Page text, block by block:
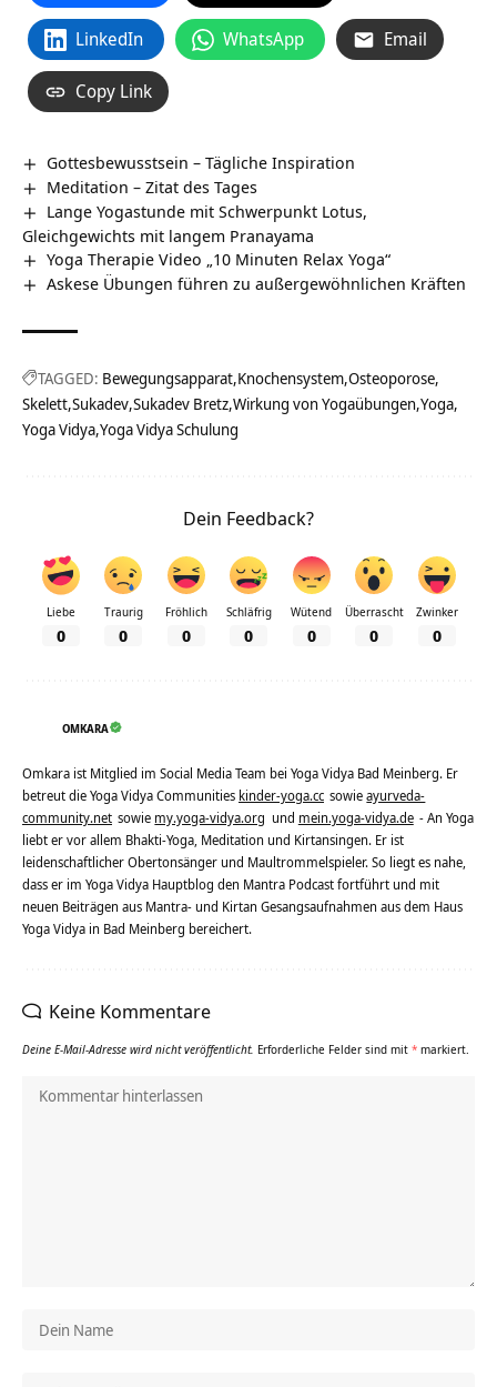
LinkedIn WhatsApp Email
Copy Link
Gottesbewusstsein – Tägliche Inspiration
Meditation – Zitat des Tages
Lange Yogastunde mit Schwerpunkt Lotus,
Gleichgewichts mit langem Pranayama
Yoga Therapie Video „10 Minuten Relax Yoga“
Askese Übungen führen zu außergewöhnlichen Kräften
TAGGED: Bewegungsapparat Knochensystem Osteoporose
Skelett Sukadev Sukadev Bretz Wirkung von Yogaübungen Yoga
Yoga Vidya Yoga Vidya Schulung
Dein Feedback?
Liebe
0
Traurig
0
Fröhlich
0
Schläfrig
0
Wütend
0
Überrascht
0
Zwinker
0
OMKARA
Omkara ist Mitglied im Social Media Team bei Yoga Vidya Bad Meinberg. Er
betreut die Yoga Vidya Communities kinder-yoga.cc sowieayurveda-
community.net sowie my.yoga-vidya.org und mein.yoga-vidya.de - An Yoga
liebt er vor allem Bhakti-Yoga, Meditation und Kirtansingen. Er ist
leidenschaftlicher Obertonsänger und Maultrommelspieler. So liegt es nahe,
dass er im Yoga Vidya Hauptblog den Mantra Podcast fortführt und mit
neuen Beiträgen aus Mantra- und Kirtan Gesangsaufnahmen aus dem Haus
Yoga Vidya in Bad Meinberg bereichert.
Keine Kommentare
Deine E-Mail-Adresse wird nicht veröffentlicht. Erforderliche Felder sind mit * markiert.